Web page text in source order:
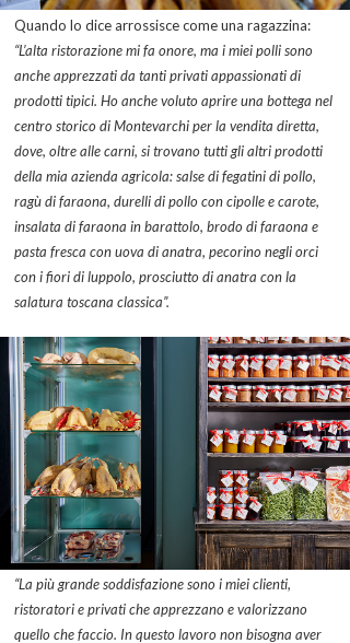
Quando lo dice arrossisce come una ragazzina:
“L’alta ristorazione mi fa onore, ma i miei polli sono
anche apprezzati da tanti privati appassionati di
prodotti tipici. Ho anche voluto aprire una bottega nel
centro storico di Montevarchi per la vendita diretta,
dove, oltre alle carni, si trovano tutti gli altri prodotti
della mia azienda agricola: salse di fegatini di pollo,
ragù di faraona, durelli di pollo con cipolle e carote,
insalata di faraona in barattolo, brodo di faraona e
pasta fresca con uova di anatra, pecorino negli orci
con i fiori di luppolo, prosciutto di anatra con la
salatura toscana classica”.
“La più grande soddisfazione sono i miei clienti,
ristoratori e privati che apprezzano e valorizzano
quello che faccio. In questo lavoro non bisogna aver